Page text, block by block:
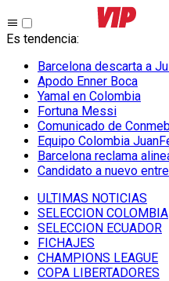
Es tendencia:
Barcelona descarta a
Apodo Enner Boca
Yamal en Colombia
Fortuna Messi
Comunicado de
Equipo Colombia
Barcelona reclama
Candidato a nuevo
ULTIMAS NOTICIAS
SELECCION COLOMBIA
SELECCION ECUADOR
FICHAJES
CHAMPIONS LEAGUE
COPA LIBERTADORES